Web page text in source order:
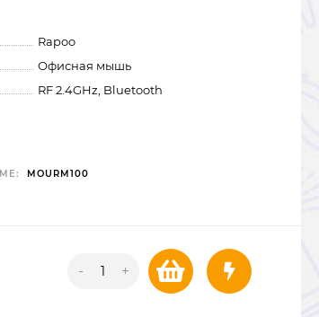
Rapoo
Офисная мышь
RF 2.4GHz, Bluetooth
MOURM100
- +